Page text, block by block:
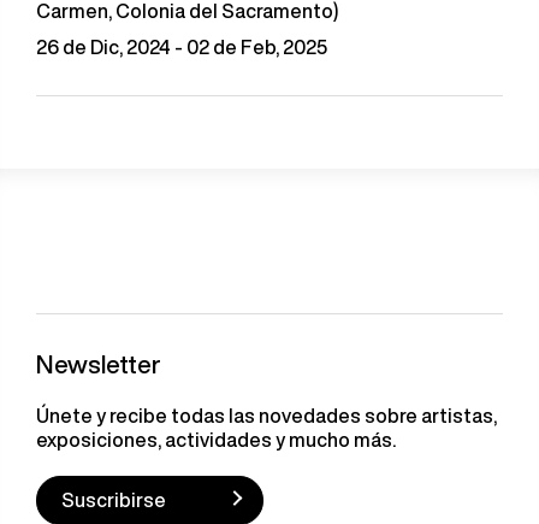
Carmen, Colonia del Sacramento)
26 de Dic, 2024 - 02 de Feb, 2025
Newsletter
Únete y recibe todas las novedades sobre artistas,
exposiciones, actividades y mucho más.
Suscribirse